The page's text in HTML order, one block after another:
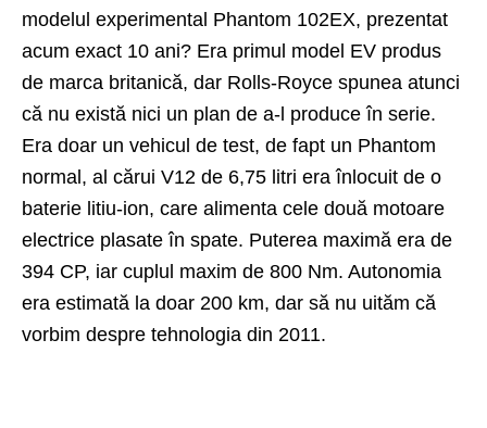
modelul experimental Phantom 102EX, prezentat
acum exact 10 ani? Era primul model EV produs
de marca britanică, dar Rolls-Royce spunea atunci
că nu există nici un plan de a-l produce în serie.
Era doar un vehicul de test, de fapt un Phantom
normal, al cărui V12 de 6,75 litri era înlocuit de o
baterie litiu-ion, care alimenta cele două motoare
electrice plasate în spate. Puterea maximă era de
394 CP, iar cuplul maxim de 800 Nm. Autonomia
era estimată la doar 200 km, dar să nu uităm că
vorbim despre tehnologia din 2011.